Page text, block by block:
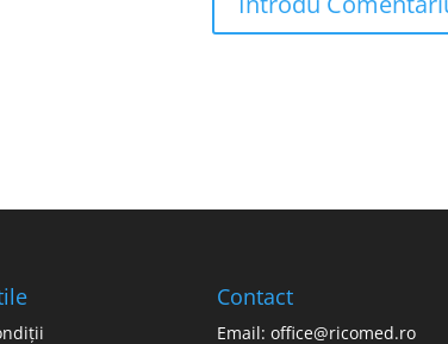
Contact
Email: office@ricomed.ro